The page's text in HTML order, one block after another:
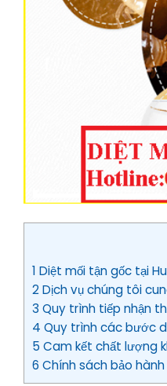
1 Diệt mối tận gốc tại
2 Dịch vụ chúng tôi
3 Quy trình tiếp nhận
4 Quy trình các bước
5 Cam kết chất lượng
6 Chính sách bảo